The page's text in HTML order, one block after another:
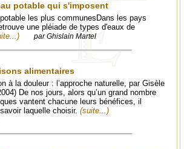
potable qui s'imposent
les plus communesDans les pays
une pléiade de types d'eaux de
par Ghislain Martel
alimentaires
à la douleur : l’approche naturelle, par Gisèle
De nos jours, alors qu’un grand nombre
vantent chacune leurs bénéfices, il
laquelle choisir. (suite...)